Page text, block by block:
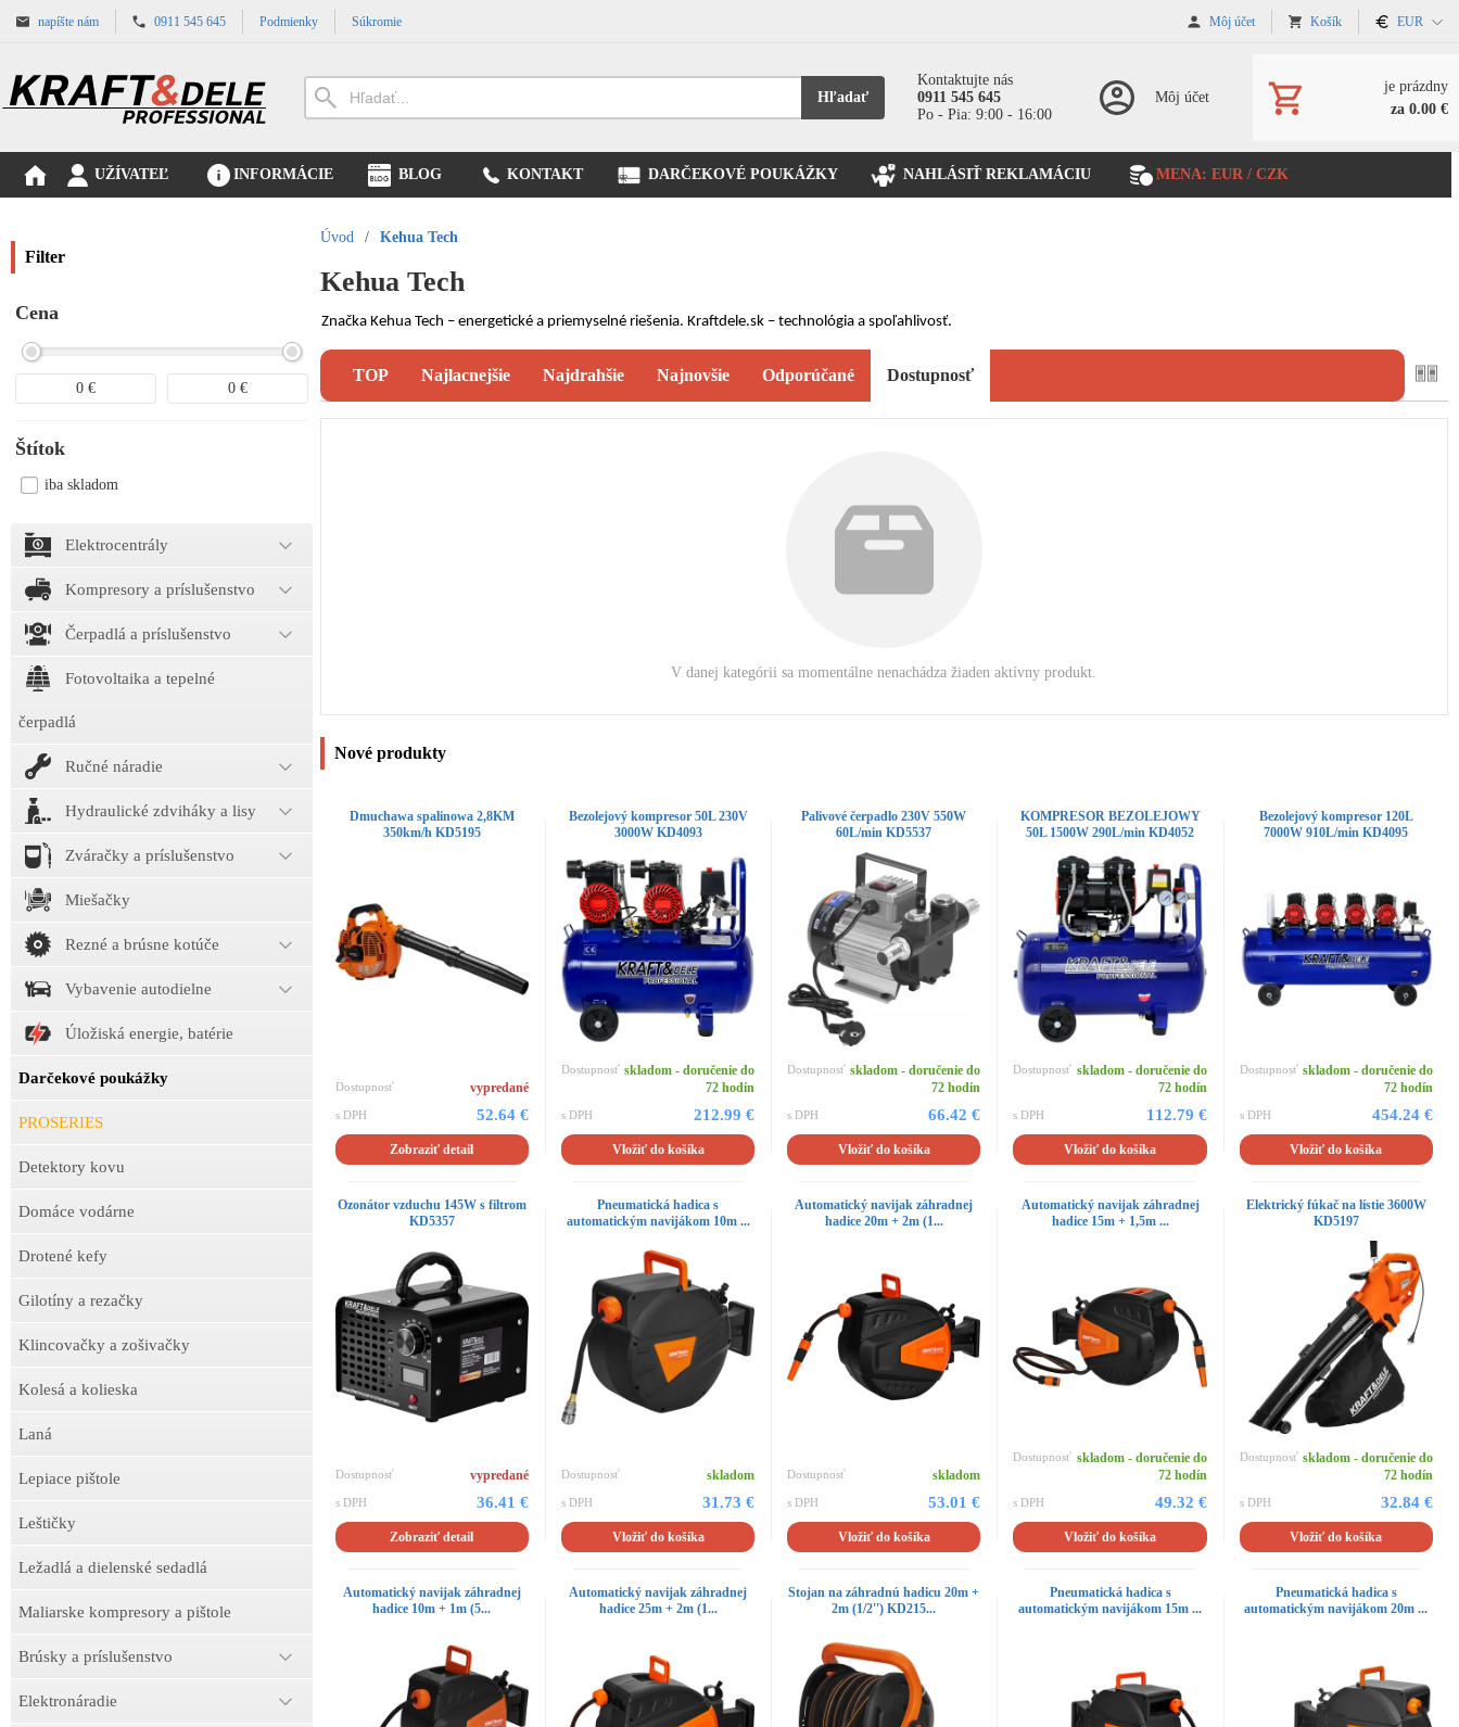
napíšte nám 0911 545 645 Podmienky Súkromie Môj účet Košík EUR
Hľadať
Kontaktujte nás
0911 545 645
Po - Pia: 9:00 - 16:00
Môj účet
je prázdny
za 0.00 €
UŽÍVATEĽ INFORMÁCIE BLOG KONTAKT DARČEKOVÉ POUKÁŽKY NAHLÁSIŤ REKLAMÁCIU MENA: EUR / CZK
Filter
Cena
0 € 0 €
Štítok
iba skladom
Elektrocentrály
Kompresory a príslušenstvo
Čerpadlá a príslušenstvo
Fotovoltaika a tepelné
čerpadlá
Ručné náradie
Hydraulické zdviháky a lisy
Zváračky a príslušenstvo
Miešačky
Rezné a brúsne kotúče
Vybavenie autodielne
Úložiská energie, batérie
Darčekové poukážky
PROSERIES
Detektory kovu
Domáce vodárne
Drotené kefy
Gilotíny a rezačky
Klincovačky a zošivačky
Kolesá a kolieska
Laná
Lepiace pištole
Leštičky
Ležadlá a dielenské sedadlá
Maliarske kompresory a pištole
Brúsky a príslušenstvo
Elektronáradie
Úvod / Kehua Tech
Kehua Tech
Značka Kehua Tech – energetické a priemyselné riešenia. Kraftdele.sk – technológia a spoľahlivosť.
TOP Najlacnejšie Najdrahšie Najnovšie Odporúčané Dostupnosť
V danej kategórii sa momentálne nenachádza žiaden aktívny produkt.
Nové produkty
Dmuchawa spalinowa 2,8KM
350km/h KD5195
Dostupnosť vypredané
s DPH 52.64 €
Zobraziť detail
Bezolejový kompresor 50L 230V
3000W KD4093
Dostupnosť skladom - doručenie do
72 hodín
s DPH 212.99 €
Vložiť do košíka
Palivové čerpadlo 230V 550W
60L/min KD5537
Dostupnosť skladom - doručenie do
72 hodín
s DPH 66.42 €
Vložiť do košíka
KOMPRESOR BEZOLEJOWY
50L 1500W 290L/min KD4052
Dostupnosť skladom - doručenie do
72 hodín
s DPH 112.79 €
Vložiť do košíka
Bezolejový kompresor 120L
7000W 910L/min KD4095
Dostupnosť skladom - doručenie do
72 hodín
s DPH 454.24 €
Vložiť do košíka
Ozonátor vzduchu 145W s filtrom
KD5357
Dostupnosť vypredané
s DPH 36.41 €
Zobraziť detail
Pneumatická hadica s
automatickým navijákom 10m ...
Dostupnosť skladom
s DPH 31.73 €
Vložiť do košíka
Automatický navijak záhradnej
hadice 20m + 2m (1...
Dostupnosť skladom
s DPH 53.01 €
Vložiť do košíka
Automatický navijak záhradnej
hadice 15m + 1,5m ...
Dostupnosť skladom - doručenie do
72 hodín
s DPH 49.32 €
Vložiť do košíka
Elektrický fúkač na lístie 3600W
KD5197
Dostupnosť skladom - doručenie do
72 hodín
s DPH 32.84 €
Vložiť do košíka
Automatický navijak záhradnej
hadice 10m + 1m (5...
Automatický navijak záhradnej
hadice 25m + 2m (1...
Stojan na záhradnú hadicu 20m +
2m (1/2'') KD215...
Pneumatická hadica s
automatickým navijákom 15m ...
Pneumatická hadica s
automatickým navijákom 20m ...